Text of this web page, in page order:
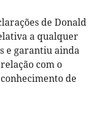
de Donald
a qualquer
e garantiu ainda
com o
de